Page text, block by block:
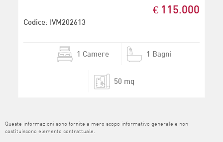
€ 115.000
Codice: IVM202613
1 Camere 1 Bagni
50 mq
Queste informazioni sono fornite a mero scopo informativo generale e non
costituiscono elemento contrattuale.